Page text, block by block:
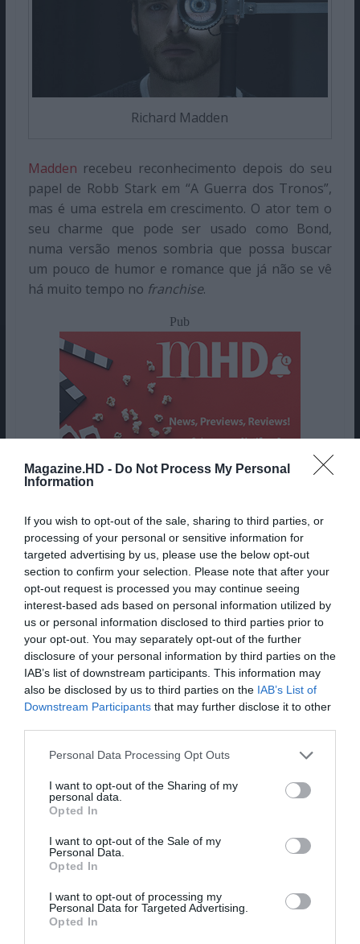
Magazine.HD - Do Not Process My Personal
Information
If you wish to opt-out of the sale, sharing to third parties, or
processing of your personal or sensitive information for
targeted advertising by us, please use the below opt-out
section to confirm your selection. Please note that after your
opt-out request is processed you may continue seeing
interest-based ads based on personal information utilized by
us or personal information disclosed to third parties prior to
your opt-out. You may separately opt-out of the further
disclosure of your personal information by third parties on the
IAB’s list of downstream participants. This information may
also be disclosed by us to third parties on the IAB’s List of
Downstream Participants that may further disclose it to other
Personal Data Processing Opt Outs
I want to opt-out of the Sharing of my
personal data.
Opted In
I want to opt-out of the Sale of my
Personal Data.
Opted In
I want to opt-out of processing my
Personal Data for Targeted Advertising.
Opted In
Richard Madden
Madden recebeu reconhecimento depois do seu
papel de Robb Stark em “A Guerra dos Tronos”,
mas é uma estrela em crescimento. O ator tem o
seu charme que pode ser usado como Bond,
numa versão menos sombria que possa buscar
um pouco de humor e romance que já não se vê
há muito tempo no franchise.
Pub
TOM HARDY
Tom Hardy é um dos grandes enigmas de
Hollywood. Embora já tenha feito grandes filmes,
como “Dunkirk” e o antecipado “Venom”, as
qualidades camaleónicas do ator fazem com que
seja um bom candidato.